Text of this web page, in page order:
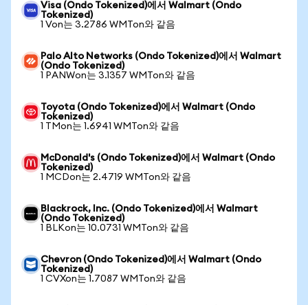
Visa (Ondo Tokenized)에서 Walmart (Ondo
Tokenized)
1 Von는 3.2786 WMTon와 같음
Palo Alto Networks (Ondo Tokenized)에서 Walmart
(Ondo Tokenized)
1 PANWon는 3.1357 WMTon와 같음
Toyota (Ondo Tokenized)에서 Walmart (Ondo
Tokenized)
1 TMon는 1.6941 WMTon와 같음
McDonald's (Ondo Tokenized)에서 Walmart (Ondo
Tokenized)
1 MCDon는 2.4719 WMTon와 같음
Blackrock, Inc. (Ondo Tokenized)에서 Walmart
(Ondo Tokenized)
1 BLKon는 10.0731 WMTon와 같음
Chevron (Ondo Tokenized)에서 Walmart (Ondo
Tokenized)
1 CVXon는 1.7087 WMTon와 같음